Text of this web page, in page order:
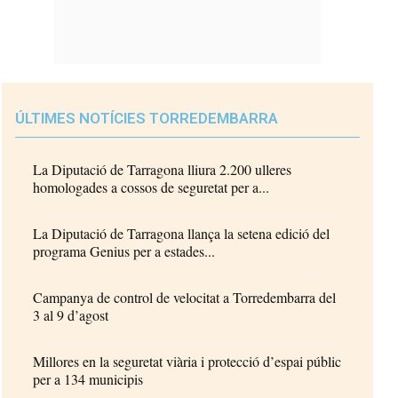
ÚLTIMES NOTÍCIES TORREDEMBARRA
La Diputació de Tarragona lliura 2.200 ulleres
homologades a cossos de seguretat per a...
La Diputació de Tarragona llança la setena edició del
programa Genius per a estades...
Campanya de control de velocitat a Torredembarra del
3 al 9 d’agost
Millores en la seguretat viària i protecció d’espai públic
per a 134 municipis